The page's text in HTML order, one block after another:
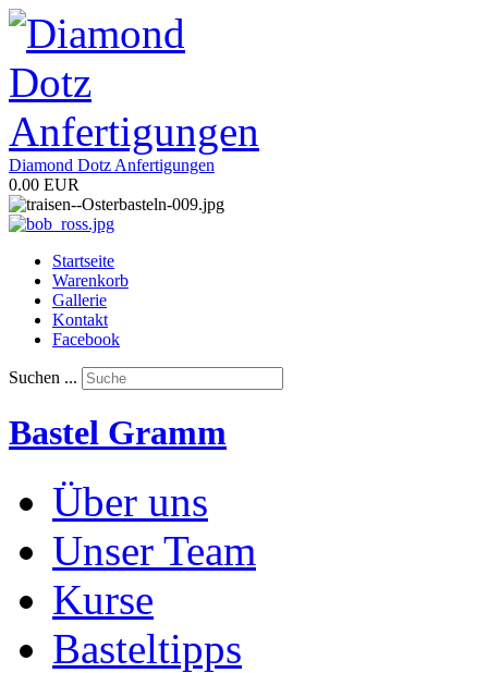
Diamond Dotz Anfertigungen
0.00 EUR
Startseite
Warenkorb
Gallerie
Kontakt
Facebook
Suchen ...
Bastel Gramm
Über uns
Unser Team
Kurse
Basteltipps